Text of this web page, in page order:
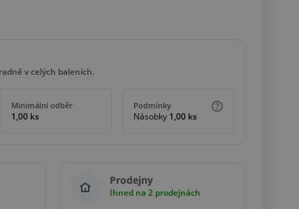
v celých baleních.
Minimální odběr
1,00 ks
Podmínky
Násobky 1,00 ks
Prodejny
Ihned na 2 prodejnách